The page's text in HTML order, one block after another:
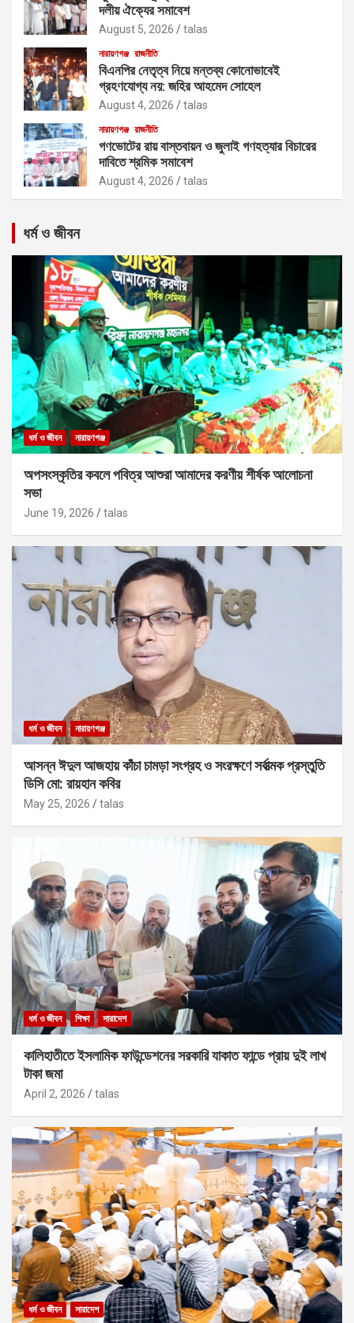
দলীয় ঐক্যের সমাবেশ
August 5, 2026 talas
নারায়ণগঞ্জ রাজনীতি
বিএনপির নেতৃত্ব নিয়ে মন্তব্য কোনোভাবেই
গ্রহণযোগ্য নয়: জহির আহমেদ সোহেল
August 4, 2026 talas
নারায়ণগঞ্জ রাজনীতি
গণভোটের রায় বাস্তবায়ন ও জুলাই গণহত্যার বিচারের
দাবিতে শ্রমিক সমাবেশ
August 4, 2026 talas
ধর্ম ও জীবন
ধর্ম ও জীবন নারায়ণগঞ্জ
অপসংস্কৃতির কবলে পবিত্র আশুরা আমাদের করণীয় শীর্ষক আলোচনা
সভা
June 19, 2026 talas
ধর্ম ও জীবন নারায়ণগঞ্জ
আসন্ন ঈদুল আজহায় কাঁচা চামড়া সংগ্রহ ও সংরক্ষণে সর্বাত্মক প্রস্তুতি
ডিসি মো: রায়হান কবির
May 25, 2026 talas
ধর্ম ও জীবন শিক্ষা সারাদেশ
কালিহাতীতে ইসলামিক ফাউন্ডেশনের সরকারি যাকাত ফান্ডে প্রায় দুই লাখ
টাকা জমা
April 2, 2026 talas
ধর্ম ও জীবন সারাদেশ